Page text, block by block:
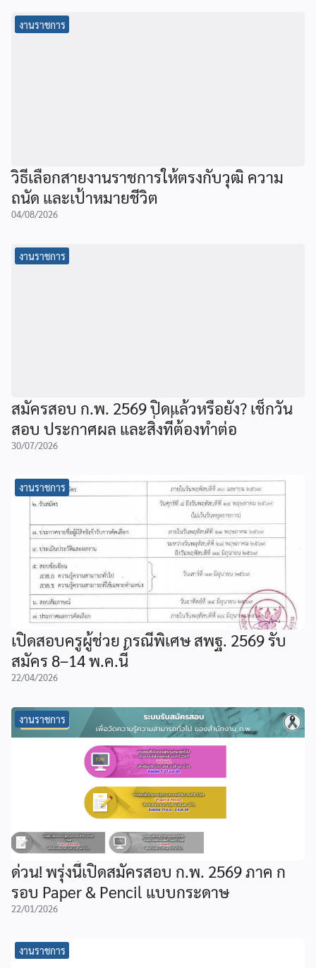
งานราชการ
วิธีเลือกสายงานราชการให้ตรงกับวุฒิ ความ
ถนัด และเป้าหมายชีวิต
04/08/2026
งานราชการ
สมัครสอบ ก.พ. 2569 ปิดแล้วหรือยัง? เช็กวัน
สอบ ประกาศผล และสิ่งที่ต้องทำต่อ
30/07/2026
งานราชการ
เปิดสอบครูผู้ช่วย กรณีพิเศษ สพฐ. 2569 รับ
สมัคร 8–14 พ.ค.นี้
22/04/2026
งานราชการ
ด่วน! พรุ่งนี้เปิดสมัครสอบ ก.พ. 2569 ภาค ก
รอบ Paper & Pencil แบบกระดาษ
22/01/2026
งานราชการ